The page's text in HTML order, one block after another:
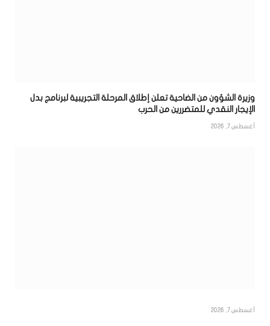
وزيرة الشؤون من الضاحية تعلن إطلاق المرحلة التجريبية لبرنامج بدل
الإيجار النقدي للمتضررين من الحرب
أغسطس 7, 2026
أغسطس 7, 2026